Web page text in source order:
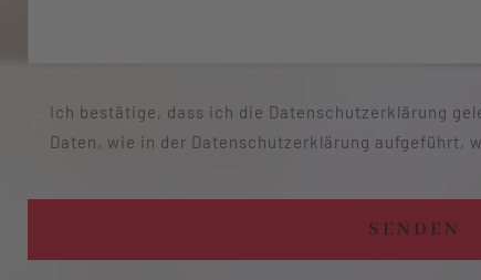
Ich bestätige, dass ich die Datenschutzerklärung
Daten, wie in der Datenschutzerklärung aufgeführt,
SENDEN